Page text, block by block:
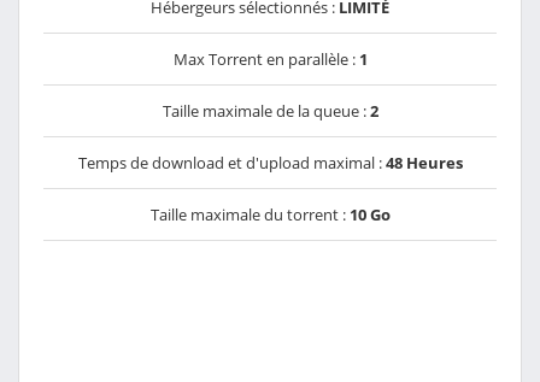
Hébergeurs sélectionnés : LIMITÉ
Max Torrent en parallèle : 1
Taille maximale de la queue :2
Temps de download et d'upload maximal :48 Heures
Taille maximale du torrent : 10 Go